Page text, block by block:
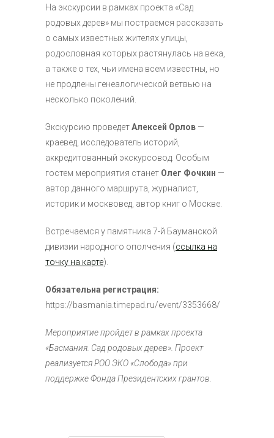
На экскурсии в рамках проекта «Сад
родовых дерев» мы постраемся рассказать
о самых известных жителях улицы,
родословная которых растянулась на века,
а также о тех, чьи имена всем известны, но
не продлены генеалогической ветвью на
несколько поколений.
Экскурсию проведетАлексей Орлов —
краевед, исследователь историй,
аккредитованный экскурсовод. Особым
гостем мероприятия станет Олег Фочкин —
автор данного маршрута, журналист,
историк и москвовед, автор книг о Москве.
Встречаемся у памятника 7-й Бауманской
дивизии народного ополчения (ссылка на
точку на карте).
Обязательна регистрация:
https://basmania.timepad.ru/event/3353668/
Мероприятие пройдет в рамках проекта
«Басмания. Сад родовых дерев». Проект
реализуется РОО ЭКО «Слобода» при
поддержке Фонда Президентских грантов.